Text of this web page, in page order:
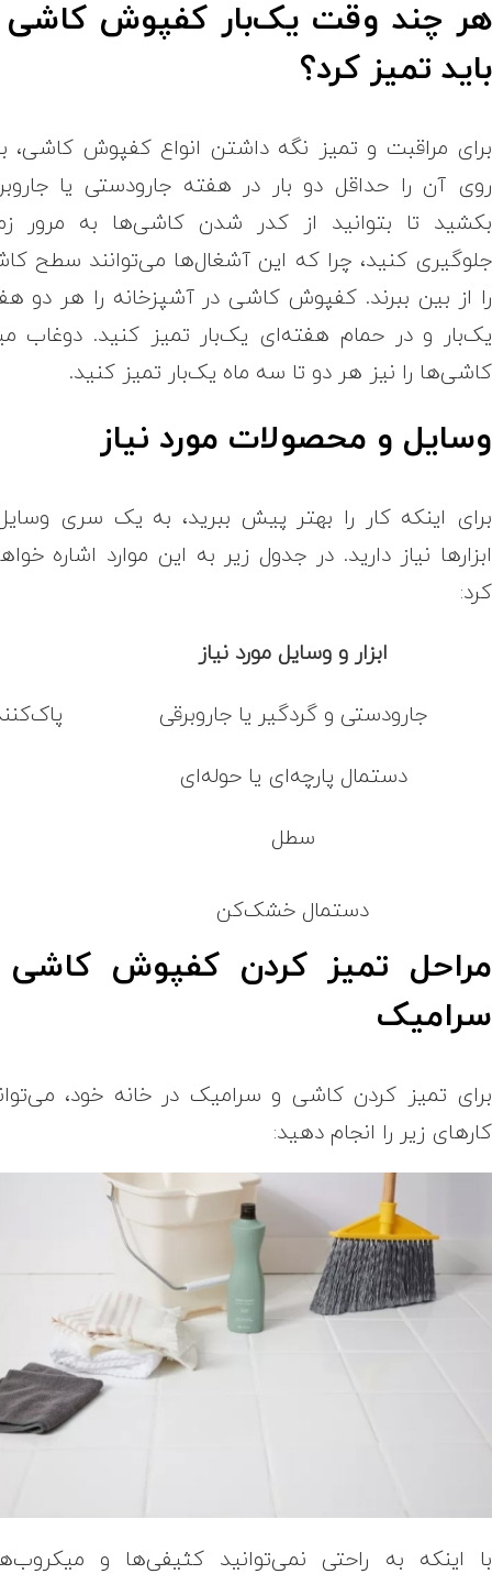
هر چند وقت یک‌بار کفپوش کاشی
باید تمیز کرد؟
برای مراقبت و تمیز نگه داشتن انواع کفپوش کاشی،
روی آن را حداقل دو بار در هفته جارودستی یا
بکشید تا بتوانید از کدر شدن کاشی‌ها به مرور
جلوگیری کنید، چرا که این آشغال‌ها می‌توانند سطح
را از بین ببرند. کفپوش کاشی در آشپزخانه را هر دو
یک‌بار و در حمام هفته‌ای یک‌بار تمیز کنید. دوغاب
کاشی‌ها را نیز هر دو تا سه ماه یک‌بار تمیز کنید.
وسایل و محصولات مورد نیاز
برای اینکه کار را بهتر پیش ببرید، به یک سری
ابزارها نیاز دارید. در جدول زیر به این موارد اشاره
کرد:
ابزار و وسایل مورد نیاز
جارودستی و گردگیر یا جاروبرقی
دستمال پارچه‌ای یا حوله‌ای
سطل
دستمال خشک‌کن
مراحل تمیز کردن کفپوش
سرامیک
برای تمیز کردن کاشی و سرامیک در خانه خود،
کارهای زیر را انجام دهید:
با اینکه به راحتی نمی‌توانید کثیفی‌ها و